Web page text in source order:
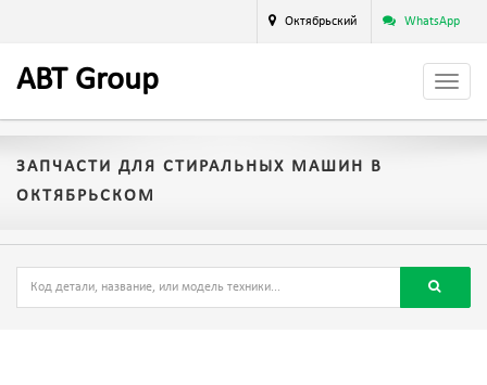
Октябрьский WhatsApp
ABT Group
ЗАПЧАСТИ ДЛЯ СТИРАЛЬНЫХ МАШИН В
ОКТЯБРЬСКОМ